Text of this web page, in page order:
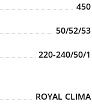
450
50/52/53
220-240/50/1
ROYAL CLIMA